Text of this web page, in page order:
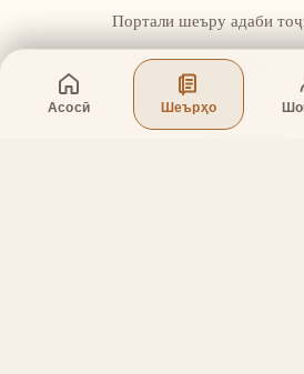
Асосӣ Шеърҳо
Портали шеъру адаби